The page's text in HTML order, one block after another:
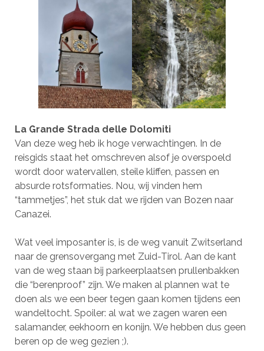
La Grande Strada delle Dolomiti
Van deze weg heb ik hoge verwachtingen. In de
reisgids staat het omschreven alsof je overspoeld
wordt door watervallen, steile kliffen, passen en
absurde rotsformaties. Nou, wij vinden hem
“tammetjes”, het stuk dat we rijden van Bozen naar
Canazei.
Wat veel imposanter is, is de weg vanuit Zwitserland
naar de grensovergang met Zuid-Tirol. Aan de kant
van de weg staan bij parkeerplaatsen prullenbakken
die “berenproof” zijn. We maken al plannen wat te
doen als we een beer tegen gaan komen tijdens een
wandeltocht. Spoiler: al wat we zagen waren een
salamander, eekhoorn en konijn. We hebben dus geen
beren op de weg gezien ;).